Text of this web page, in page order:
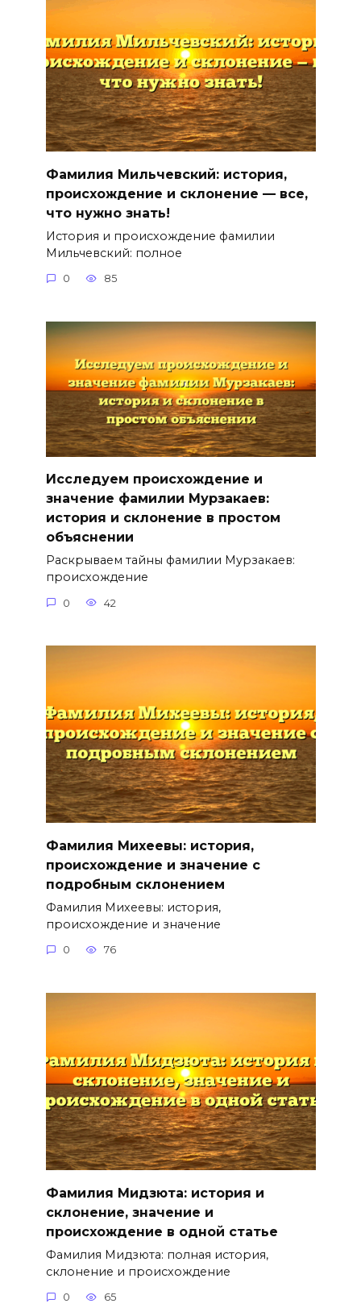
Фамилия Мильчевский: история,
происхождение и склонение — все,
что нужно знать!
История и происхождение фамилии
Мильчевский: полное
0 85
Исследуем происхождение и
значение фамилии Мурзакаев:
история и склонение в простом
объяснении
Раскрываем тайны фамилии Мурзакаев:
происхождение
0 42
Фамилия Михеевы: история,
происхождение и значение с
подробным склонением
Фамилия Михеевы: история,
происхождение и значение
0 76
Фамилия Мидзюта: история и
склонение, значение и
происхождение в одной статье
Фамилия Мидзюта: полная история,
склонение и происхождение
0 65